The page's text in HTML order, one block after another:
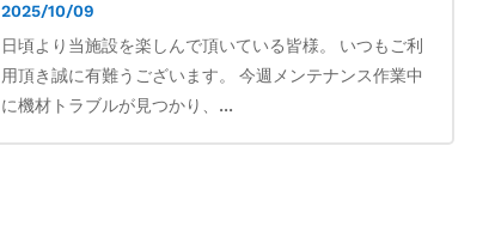
2025/10/09
日頃より当施設を楽しんで頂いている皆様。 いつもご利
用頂き誠に有難うございます。 今週メンテナンス作業中
に機材トラブルが見つかり、...